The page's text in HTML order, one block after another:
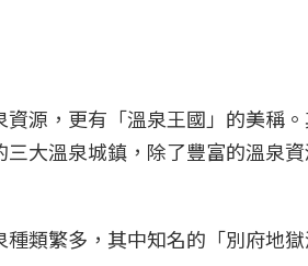
源，更有「溫泉王國」的美稱
大溫泉城鎮，除了豐富的溫泉
類繁多，其中知名的「別府地